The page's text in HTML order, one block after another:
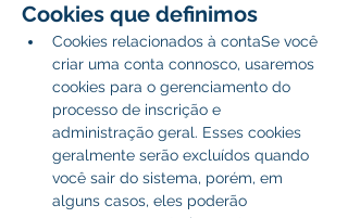
Cookies que definimos
Cookies relacionados à contaSe você
criar uma conta connosco, usaremos
cookies para o gerenciamento do
processo de inscrição e
administração geral. Esses cookies
geralmente serão excluídos quando
você sair do sistema, porém, em
alguns casos, eles poderão